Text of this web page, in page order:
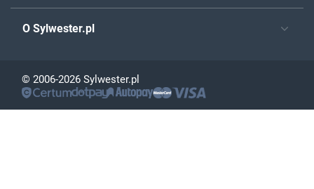
O Sylwester.pl
© 2006-2026 Sylwester.pl